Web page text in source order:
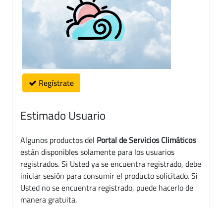
Regístrate
Estimado Usuario
Algunos productos del Portal de Servicios Climáticos
están disponibles solamente para los usuarios
registrados. Si Usted ya se encuentra registrado, debe
iniciar sesión para consumir el producto solicitado. Si
Usted no se encuentra registrado, puede hacerlo de
manera gratuita.